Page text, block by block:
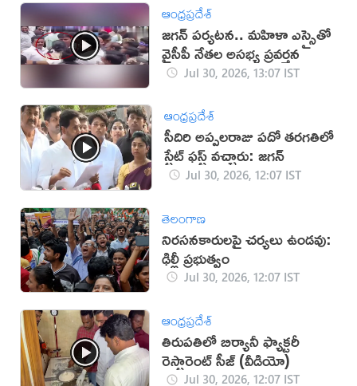
ఆంధ్రప్రదేశ్
జగన్‌ పర్యటన.. మహిళా ఎస్సైతో
వైసీపీ నేతల అసభ్య ప్రవర్తన
Jul 30, 2026, 13:07 IST
ఆంధ్రప్రదేశ్
సీదిరి అప్పలరాజు పదో తరగతిలో
స్టేట్ ఫస్ట్ వచ్చారు: జగన్
Jul 30, 2026, 12:07 IST
తెలంగాణ
నిరసనకారులపై చర్యలు ఉండవు:
ఢిల్లీ ప్రభుత్వం
Jul 30, 2026, 12:07 IST
ఆంధ్రప్రదేశ్
తిరుపతిలో బిర్యానీ ఫ్యాక్ట‌రీ
రెస్టారెంట్ సీజ్‌ (వీడియో)
Jul 30, 2026, 12:07 IST